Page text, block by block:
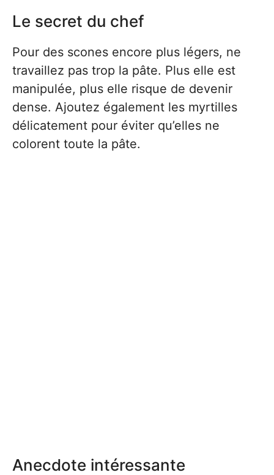
Le secret du chef
Pour des scones encore plus légers, ne
travaillez pas trop la pâte. Plus elle est
manipulée, plus elle risque de devenir
dense. Ajoutez également les myrtilles
délicatement pour éviter qu’elles ne
colorent toute la pâte.
Anecdote intéressante